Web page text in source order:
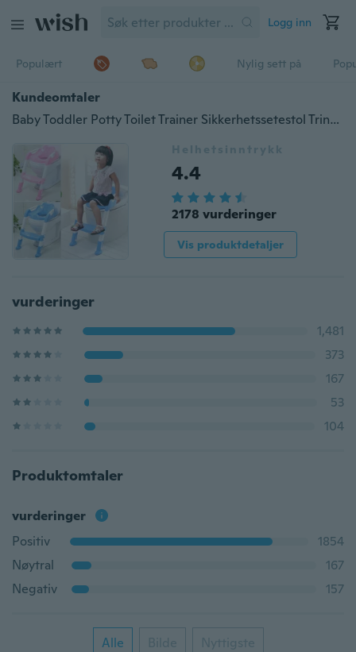
Logg inn
Populært Nylig sett på
Kundeomtaler
Baby Toddler Potty Toilet Trainer Sikkerhetssetestol Trinn med justerbar stige Spedbarn Toalettopplæring Sklisikker sammenleggbar sete
Helhetsinntrykk
4.4
2178 vurderinger
Vis produktdetaljer
vurderinger
1,481
373
167
53
104
Produktomtaler
vurderinger
Positiv
1854
Nøytral
167
Negativ
157
Alle Bilde Nyttigste